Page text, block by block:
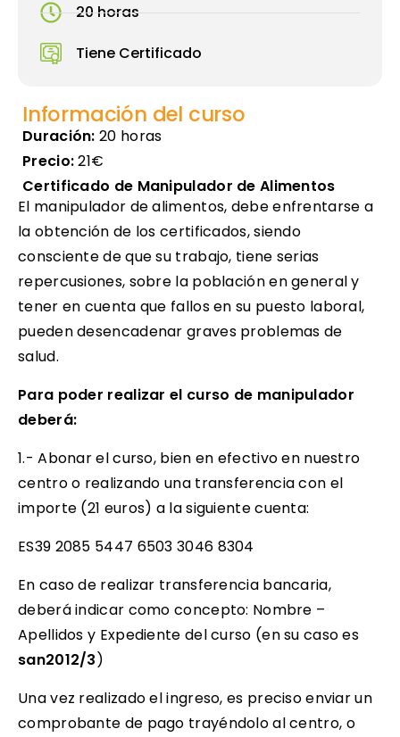
20 horas
Tiene Certificado
Información del curso
Duración: 20 horas
Precio:21€
Certificado de Manipulador de Alimentos
El manipulador de alimentos, debe enfrentarse a
la obtención de los certificados, siendo
consciente de que su trabajo, tiene serias
repercusiones, sobre la población en general y
tener en cuenta que fallos en su puesto laboral,
pueden desencadenar graves problemas de
salud.
Para poder realizar el curso de manipulador
deberá:
1.- Abonar el curso, bien en efectivo en nuestro
centro o realizando una transferencia con el
importe (21 euros) a la siguiente cuenta:
ES39 2085 5447 6503 3046 8304
En caso de realizar transferencia bancaria,
deberá indicar como concepto: Nombre –
Apellidos y Expediente del curso (en su caso es
san2012/3)
Una vez realizado el ingreso, es preciso enviar un
comprobante de pago trayéndolo al centro, o